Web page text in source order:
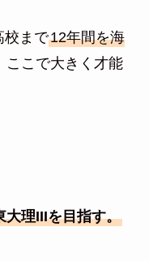
校まで12年間を海
ここで大きく才能
大理IIIを目指す。